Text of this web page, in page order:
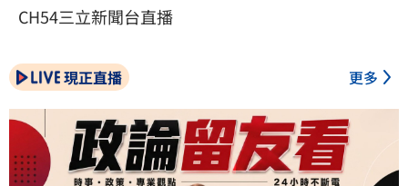
CH54三立新聞台直播
現正直播 更多